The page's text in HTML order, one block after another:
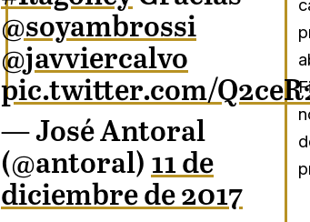
@soyambrossi
@javviercalvo
pic.twitter.com/
— José Antoral
(@antoral) 11 de
diciembre de 2017